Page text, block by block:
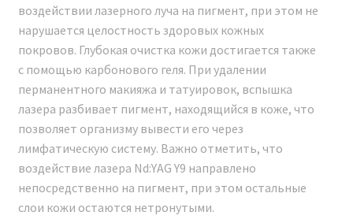
Наши сертификаты и документы
воздействии лазерного луча на пигмент, при этом не
нарушается целостность здоровых кожных
покровов. Глубокая очистка кожи достигается также
с помощью карбонового геля. При удалении
перманентного макияжа и татуировок, вспышка
лазера разбивает пигмент, находящийся в коже, что
позволяет организму вывести его через
лимфатическую систему. Важно отметить, что
воздействие лазера Nd:YAG Y9 направлено
непосредственно на пигмент, при этом остальные
слои кожи остаются нетронутыми.